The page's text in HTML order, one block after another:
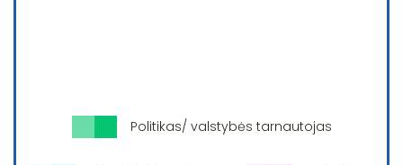
Politikas/ valstybės tarnautojas